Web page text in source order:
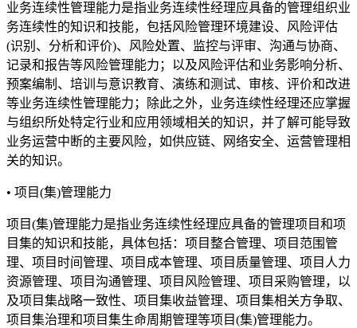
业务连续性管理能力是指业务连续性经理应具备的管理组织业
务连续性的知识和技能，包括风险管理环境建设、风险评估
(识别、分析和评价)、风险处置、监控与评审、沟通与协商、
记录和报告等风险管理能力；以及风险评估和业务影响分析、
预案编制、培训与意识教育、演练和测试、审核、评价和改进
等业务连续性管理能力；除此之外，业务连续性经理还应掌握
与组织所处特定行业和应用领域相关的知识，并了解可能导致
业务运营中断的主要风险，如供应链、网络安全、运营管理相
关的知识。
• 项目(集)管理能力
项目(集)管理能力是指业务连续性经理应具备的管理项目和项
目集的知识和技能，具体包括：项目整合管理、项目范围管
理、项目时间管理、项目成本管理、项目质量管理、项目人力
资源管理、项目沟通管理、项目风险管理、项目采购管理，以
及项目集战略一致性、项目集收益管理、项目集相关方争取、
项目集治理和项目集生命周期管理等项目(集)管理能力。